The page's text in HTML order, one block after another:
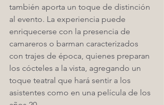
también aporta un toque de distinción
al evento. La experiencia puede
enriquecerse con la presencia de
camareros o barman caracterizados
con trajes de época, quienes preparan
los cócteles a la vista, agregando un
toque teatral que hará sentir a los
asistentes como en una película de los